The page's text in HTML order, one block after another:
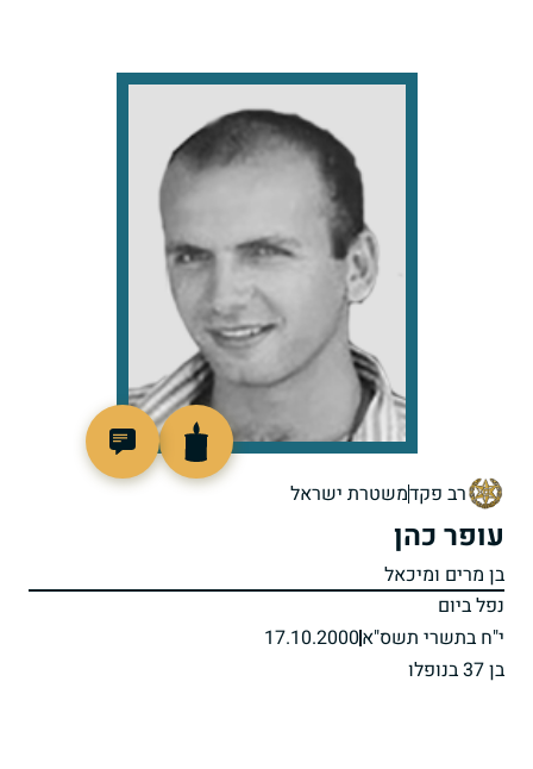
רב פקדמשטרת ישראל
עופר כהן
בן מרים ומיכאל
נפל ביום
י"ח בתשרי תשס"א17.10.2000
בן 37 בנופלו